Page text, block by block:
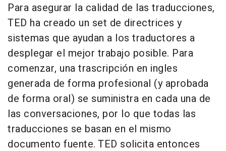
Para asegurar la calidad de las traducciones,
TED ha creado un set de directrices y
sistemas que ayudan a los traductores a
desplegar el mejor trabajo posible. Para
comenzar, una trascripción en ingles
generada de forma profesional (y aprobada
de forma oral) se suministra en cada una de
las conversaciones, por lo que todas las
traducciones se basan en el mismo
documento fuente. TED solicita entonces